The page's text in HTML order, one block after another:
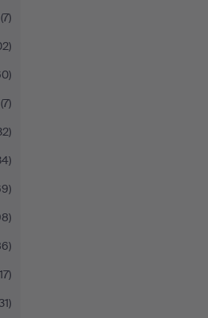
(7)
(7)